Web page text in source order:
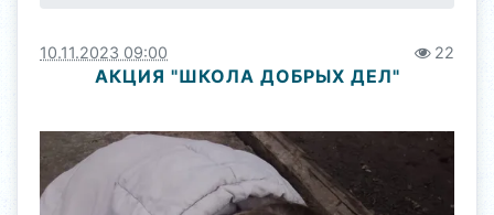
10.11.2023 09:00 22
АКЦИЯ "ШКОЛА ДОБРЫХ ДЕЛ"